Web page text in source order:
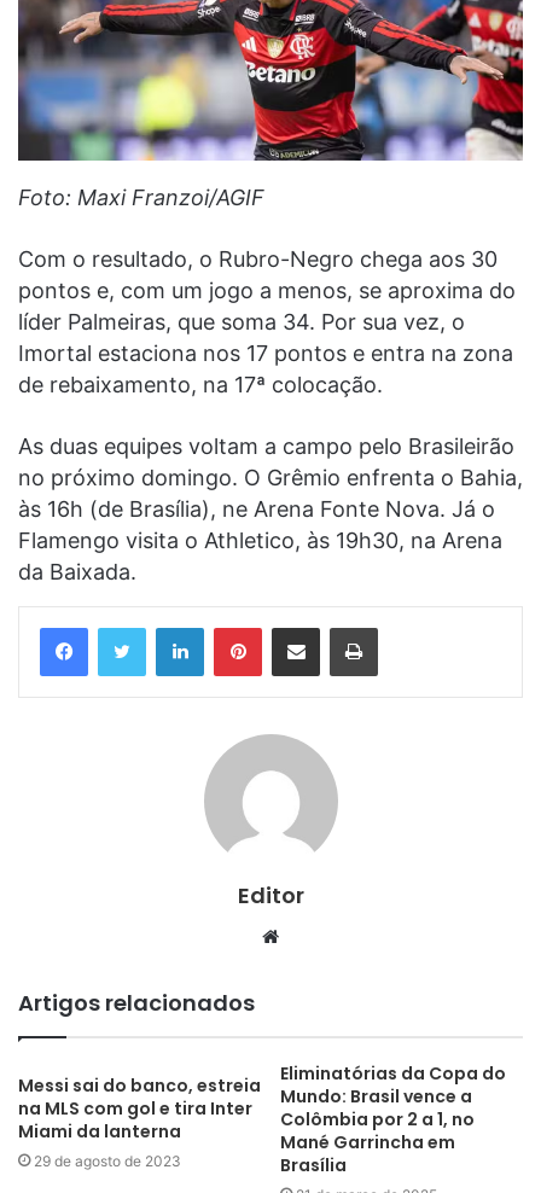
Foto: Maxi Franzoi/AGIF
Com o resultado, o Rubro-Negro chega aos 30
pontos e, com um jogo a menos, se aproxima do
líder Palmeiras, que soma 34. Por sua vez, o
Imortal estaciona nos 17 pontos e entra na zona
de rebaixamento, na 17ª colocação.
As duas equipes voltam a campo pelo Brasileirão
no próximo domingo. O Grêmio enfrenta o Bahia,
às 16h (de Brasília), ne Arena Fonte Nova. Já o
Flamengo visita o Athletico, às 19h30, na Arena
da Baixada.
LinkedinPinterestCompartilhar via e-mail Imprimir
Editor
Website
Artigos relacionados
Messi sai do banco, estreia
na MLS com gol e tira Inter
Miami da lanterna
29 de agosto de 2023
Eliminatórias da Copa do
Mundo: Brasil vence a
Colômbia por 2 a 1, no
Mané Garrincha em
Brasília